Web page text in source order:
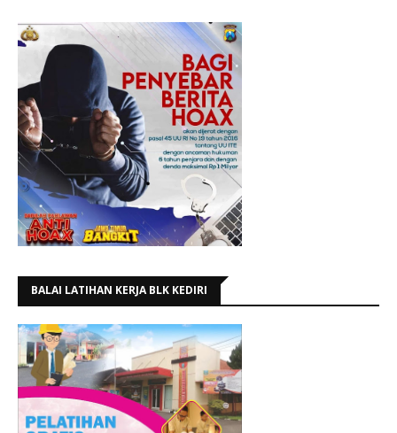
BALAI LATIHAN KERJA BLK KEDIRI